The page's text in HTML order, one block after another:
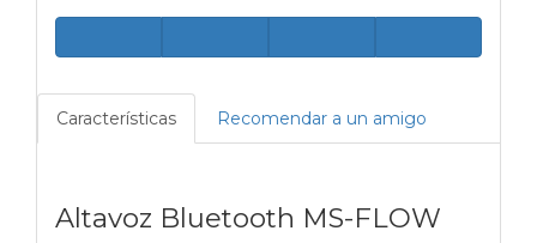
Características Recomendar a un amigo
Altavoz Bluetooth MS-FLOW